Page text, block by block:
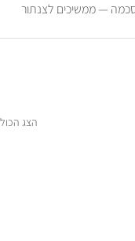
— ממשיכים לצנתור
הצג הכול